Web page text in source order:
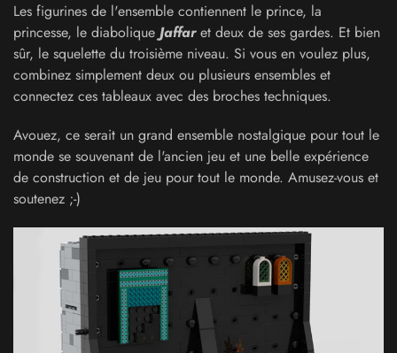
Les figurines de l'ensemble contiennent le prince, la
princesse, le diabolique Jaffaret deux de ses gardes. Et bien
sûr, le squelette du troisième niveau. Si vous en voulez plus,
combinez simplement deux ou plusieurs ensembles et
connectez ces tableaux avec des broches techniques.
Avouez, ce serait un grand ensemble nostalgique pour tout le
monde se souvenant de l'ancien jeu et une belle expérience
de construction et de jeu pour tout le monde. Amusez-vous et
soutenez ;-)